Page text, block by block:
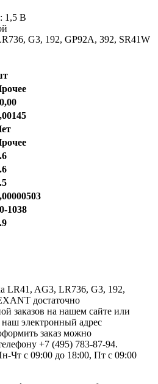
1,5 В
G3, 192, GP92A, 392, SR41W
1038
LR41, AG3, LR736, G3, 192,
достаточно
заказов на нашем сайте или
наш электронный адрес
заказ можно
+7 (495) 783-87-94.
Чт с 09:00 до 18:00, Пт с 09:00